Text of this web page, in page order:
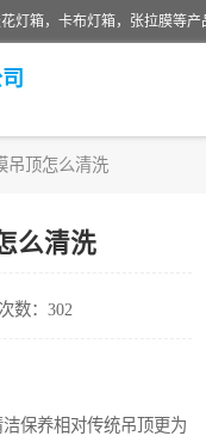
吊顶怎么清洗
么清洗
数：302
保养相对传统吊顶更为